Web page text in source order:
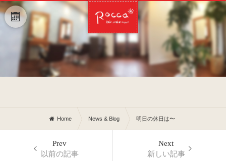
Home News & Blog 明日の休日は〜
Prev
以前の記事
Next
新しい記事